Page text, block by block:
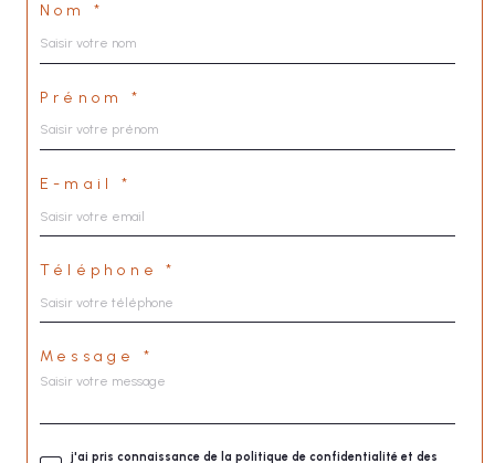
Nom *
Prénom *
E-mail *
Téléphone *
Message *
j'ai pris connaissance de la politique de confidentialité et des